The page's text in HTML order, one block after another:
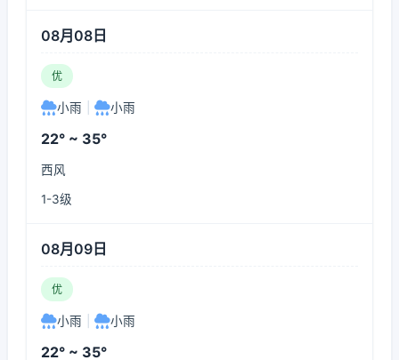
08月08日
优
小雨 小雨
22° ~ 35°
西风
1-3级
08月09日
优
小雨 小雨
22° ~ 35°